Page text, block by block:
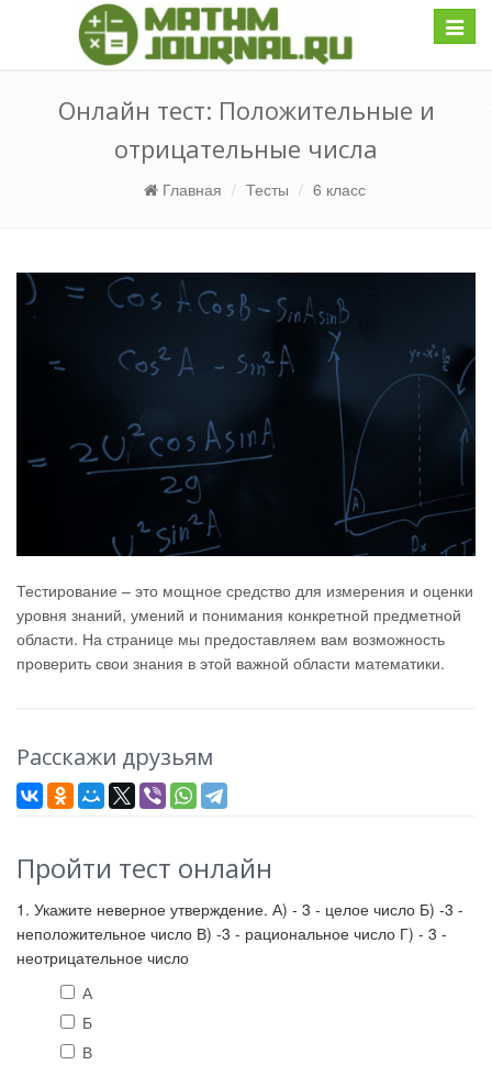
Онлайн тест: Положительные и
отрицательные числа
Главная Тесты 6 класс
Тестирование – это мощное средство для измерения и оценки
уровня знаний, умений и понимания конкретной предметной
области. На странице мы предоставляем вам возможность
проверить свои знания в этой важной области математики.
Расскажи друзьям
Пройти тест онлайн
1. Укажите неверное утверждение. А) - 3 - целое число Б) -3 -
неположительное число В) -3 - рациональное число Г) - 3 -
неотрицательное число
А
Б
В